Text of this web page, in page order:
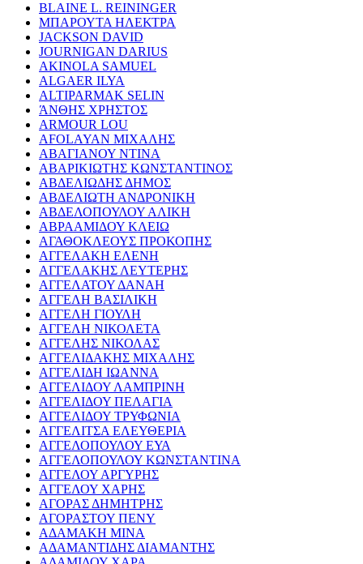
BLAINE L. REININGER
ΜΠΑΡΟΥΤΑ ΗΛΕΚΤΡΑ
JACKSON DAVID
JOURNIGAN DARIUS
AKINOLA SAMUEL
ALGAER ILYA
ALTIPARMAK SELIN
ΆΝΘΗΣ ΧΡΗΣΤΟΣ
ARMOUR LOU
AFOLAYAN ΜΙΧΑΛΗΣ
ΑΒΑΓΙΑΝΟΥ ΝΤΙΝΑ
ΑΒΑΡΙΚΙΩΤΗΣ ΚΩΝΣΤΑΝΤΙΝΟΣ
ΑΒΔΕΛΙΩΔΗΣ ΔΗΜΟΣ
ΑΒΔΕΛΙΩΤΗ ΑΝΔΡΟΝΙΚΗ
ΑΒΔΕΛΟΠΟΥΛΟΥ ΑΛΙΚΗ
ΑΒΡΑΑΜΙΔΟΥ ΚΛΕΙΩ
ΑΓΑΘΟΚΛΕΟΥΣ ΠΡΟΚΟΠΗΣ
ΑΓΓΕΛΑΚΗ ΕΛΕΝΗ
ΑΓΓΕΛΑΚΗΣ ΛΕΥΤΕΡΗΣ
ΑΓΓΕΛΑΤΟΥ ΔΑΝΑΗ
ΑΓΓΕΛΗ ΒΑΣΙΛΙΚΗ
ΑΓΓΕΛΗ ΓΙΟΥΛΗ
ΑΓΓΕΛΗ ΝΙΚΟΛΕΤΑ
ΑΓΓΕΛΗΣ ΝΙΚΟΛΑΣ
ΑΓΓΕΛΙΔΑΚΗΣ ΜΙΧΑΛΗΣ
ΑΓΓΕΛΙΔΗ ΙΩΑΝΝΑ
ΑΓΓΕΛΙΔΟΥ ΛΑΜΠΡΙΝΗ
ΑΓΓΕΛΙΔΟΥ ΠΕΛΑΓΙΑ
ΑΓΓΕΛΙΔΟΥ ΤΡΥΦΩΝΙΑ
ΑΓΓΕΛΙΤΣΑ ΕΛΕΥΘΕΡΙΑ
ΑΓΓΕΛΟΠΟΥΛΟΥ ΕΥΑ
ΑΓΓΕΛΟΠΟΥΛΟΥ ΚΩΝΣΤΑΝΤΙΝΑ
ΑΓΓΕΛΟΥ ΑΡΓΥΡΗΣ
ΑΓΓΕΛΟΥ ΧΑΡΗΣ
ΑΓΟΡΑΣ ΔΗΜΗΤΡΗΣ
ΑΓΟΡΑΣΤΟΥ ΠΕΝΥ
ΑΔΑΜΑΚΗ ΜΙΝΑ
ΑΔΑΜΑΝΤΙΔΗΣ ΔΙΑΜΑΝΤΗΣ